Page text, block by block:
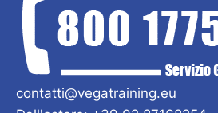
contatti@vegatraining.eu